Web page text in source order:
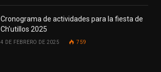
Cronograma de actividades para la fiesta de
Ch’utillos 2025
4 DE FEBRERO DE 2025 759